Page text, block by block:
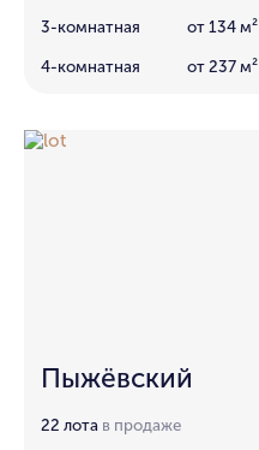
3-комнатная от 134 м²
4-комнатная от 237 м²
Пыжёвский
22 лота в продаже